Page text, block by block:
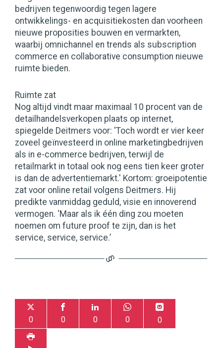
bedrijven tegenwoordig tegen lagere
ontwikkelings- en acquisitiekosten dan voorheen
nieuwe proposities bouwen en vermarkten,
waarbij omnichannel en trends als subscription
commerce en collaborative consumption nieuwe
ruimte bieden.
Ruimte zat
Nog altijd vindt maar maximaal 10 procent van de
detailhandelsverkopen plaats op internet,
spiegelde Deitmers voor: 'Toch wordt er vier keer
zoveel geïnvesteerd in online marketingbedrijven
als in e-commerce bedrijven, terwijl de
retailmarkt in totaal ook nog eens tien keer groter
is dan de advertentiemarkt.' Kortom: groeipotentie
zat voor online retail volgens Deitmers. Hij
predikte vanmiddag geduld, visie en innoverend
vermogen. ‘Maar als ik één ding zou moeten
noemen om future proof te zijn, dan is het
service, service, service.’
0 0 0 0 0